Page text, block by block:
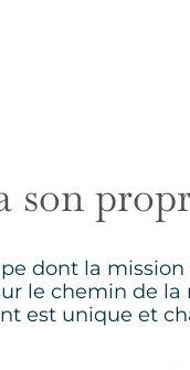
son
dont la
le chemin de
est unique et